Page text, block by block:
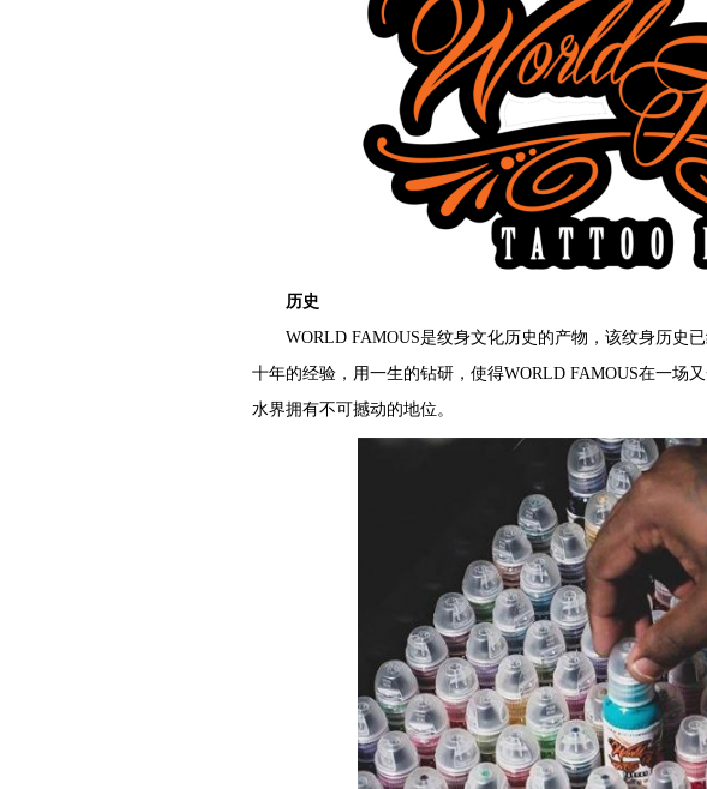
历史
WORLD FAMOUS是纹身文化历史的产物，该纹身历史
十年的经验，用一生的钻研，使得WORLD FAMOUS在一场
水界拥有不可撼动的地位。